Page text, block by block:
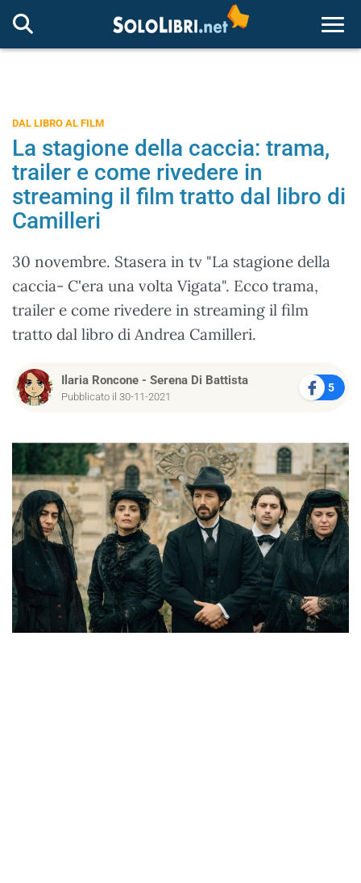
DAL LIBRO AL FILM
La stagione della caccia: trama,
trailer e come rivedere in
streaming il film tratto dal libro di
Camilleri
30 novembre. Stasera in tv "La stagione della
caccia- C'era una volta Vigata". Ecco trama,
trailer e come rivedere in streaming il film
tratto dal libro di Andrea Camilleri.
Ilaria Roncone - Serena Di Battista
Pubblicato il 30-11-2021
5